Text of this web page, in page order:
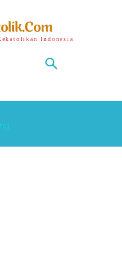
Indonesia